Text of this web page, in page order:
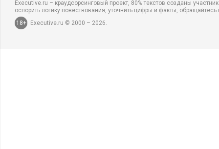
Executive.ru – краудсорсинговый проект, 80% текстов созданы
оспорить логику повествования, уточнить цифры и факты,
18+
Executive.ru © 2000 – 2026.